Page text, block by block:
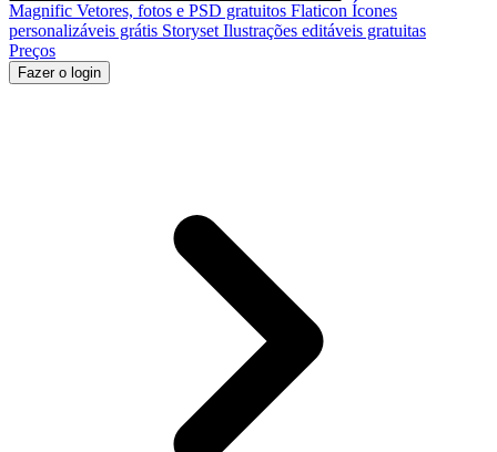
Magnific Vetores, fotos e PSD gratuitos Flaticon Ícones
personalizáveis grátis Storyset Ilustrações editáveis gratuitas
Preços
Fazer o login